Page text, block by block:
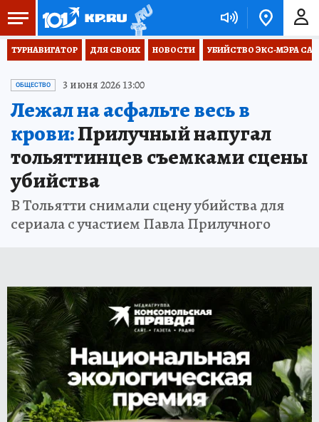
ТУРНАВИГАТОР ДЛЯ СВОИХ НОВОСТИ УБИЙСТВО ЭКС-МЭРА
ОБЩЕСТВО 3 июня 2026 13:00
Лежал на асфальте весь в
крови:Прилучный напугал
тольяттинцев съемками сцены
убийства
В Тольятти снимали сцену убийства для
сериала с участием Павла Прилучного